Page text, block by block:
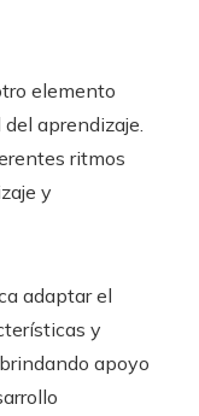
elemento
aprendizaje.
ritmos
y
adaptar el
y
apoyo